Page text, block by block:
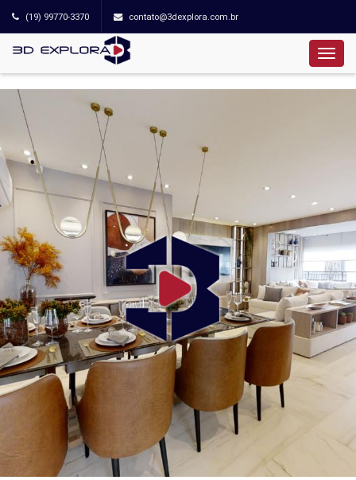
(19) 99770-3370 contato@3dexplora.com.br